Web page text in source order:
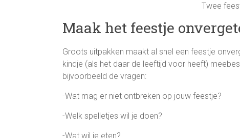
Twee
Maak het feestje
Groots uitpakken maakt al snel een feestje
kindje (als het daar de leeftijd voor heeft)
bijvoorbeeld de vragen:
-Wat mag er niet ontbreken op jouw feestje?
-Welk spelletjes wil je doen?
-Wat wil je eten?